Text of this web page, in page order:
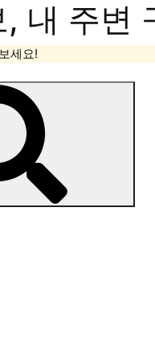
내 주변
세요!